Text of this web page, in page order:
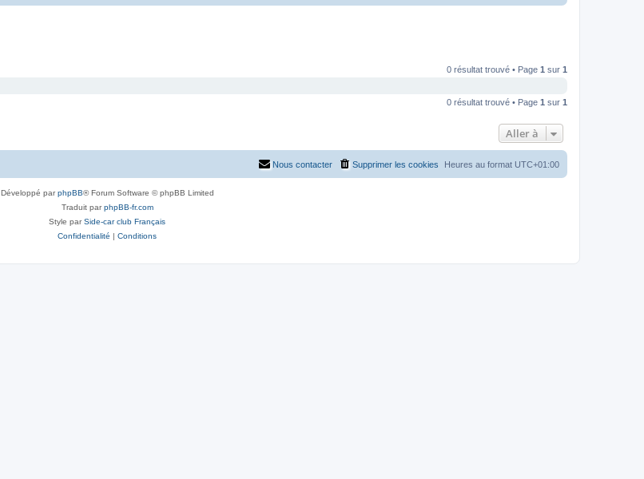
0 résultat trouvé • Page 1 sur 1
0 résultat trouvé • Page 1 sur 1
Aller à
Heures au format UTC+01:00
Supprimer les cookies
Nous contacter
Développé parphpBB® Forum Software © phpBB Limited
Traduit parphpBB-fr.com
Style parSide-car club Français
Confidentialité | Conditions